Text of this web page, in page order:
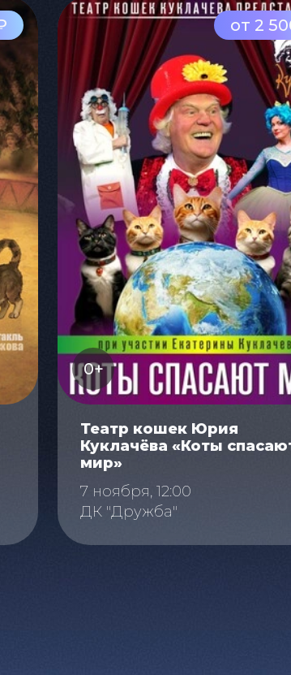
от 2
0+
Театр кошек Юрия
Куклачёва «Коты
мир»
7 ноября, 12:00
ДК "Дружба"